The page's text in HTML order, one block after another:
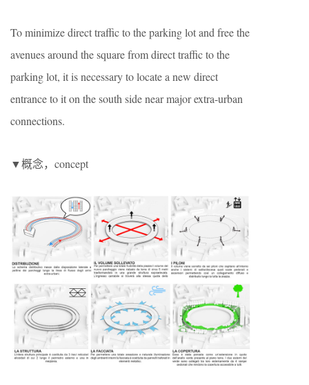
To minimize direct traffic to the parking lot and free the
avenues around the square from direct traffic to the
parking lot, it is necessary to locate a new direct
entrance to it on the south side near major extra-urban
connections.
▼概念，concept